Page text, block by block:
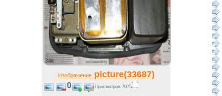
Изображениеpicture(33687)
0 Просмотров 7075